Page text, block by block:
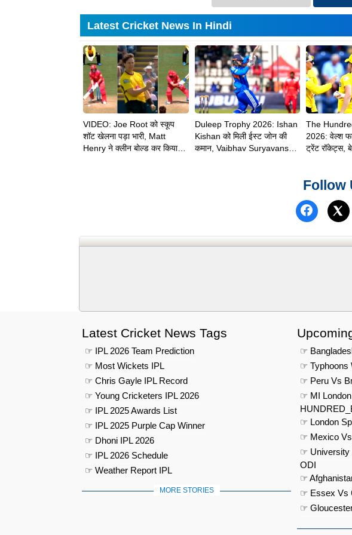
Latest Cricket News In Hindi
VIDEO: Joe Root को स्कूप
शॉट खेलना पड़ा भारी, Matt
Henry ने क्लीन बोल्ड कर किया
Duleep Trophy 2026: Ishan
Kishan को मिली ईस्ट जोन की
कमान, Vaibhav Suryavanshi
The
2026: वेल्श
ट्रेंट रॉकेट्स,
Follow
Follow
Latest Cricket News Tags
☞ IPL 2026 Team Prediction
☞ Most Wickets IPL
☞ Chris Gayle IPL Record
☞ Young Cricketers IPL 2026
☞ IPL 2025 Awards List
☞ IPL 2025 Purple Cap Winner
☞ Dhoni IPL 2026
☞ IPL 2026 Schedule
☞ Weather Report IPL
MORE STORIES
☞
☞ Typhoons
☞ Peru Vs
☞ MI
☞ London
☞ Mexico
☞ University
ODI
☞
☞ Essex Vs
☞